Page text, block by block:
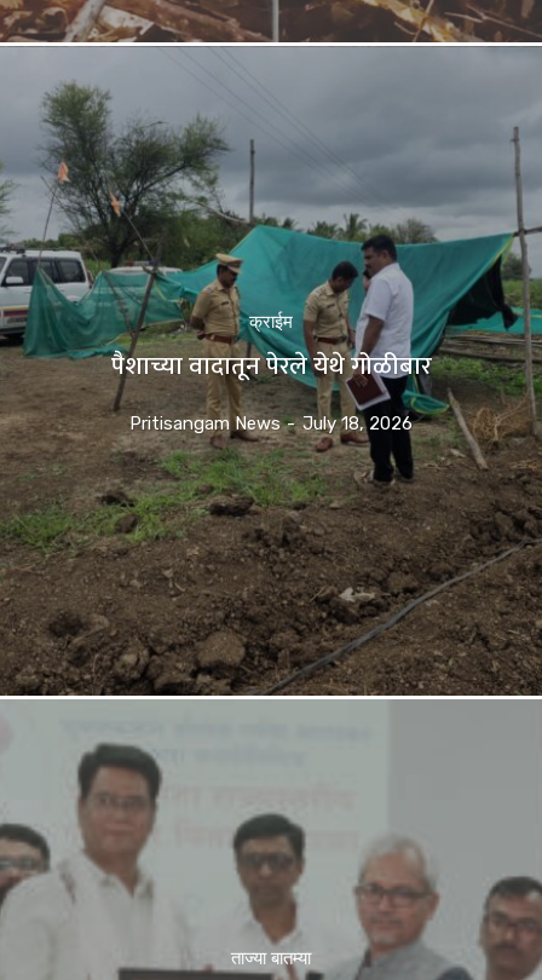
क्राईम
पैशाच्या वादातून पेरले येथे गोळीबार
Pritisangam News - July 18, 2026
ताज्या बातम्या